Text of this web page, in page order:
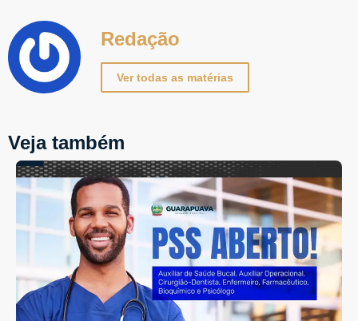
Redação
Ver todas as matérias
Veja também